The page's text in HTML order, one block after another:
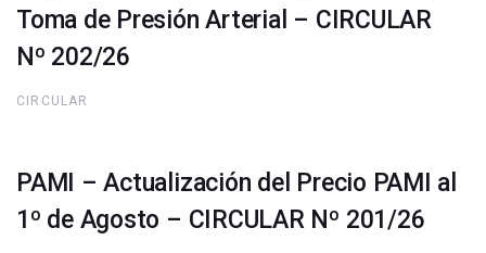
Toma de Presión Arterial – CIRCULAR
Nº 202/26
CIRCULAR
PAMI – Actualización del Precio PAMI al
1º de Agosto – CIRCULAR Nº 201/26